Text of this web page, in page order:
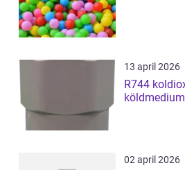
13 april 2026
R744 koldioxid som modernt
köldmedium
02 april 2026